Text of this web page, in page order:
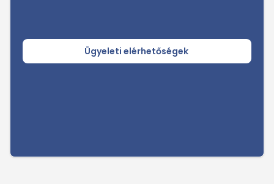
Ügyeleti elérhetőségek